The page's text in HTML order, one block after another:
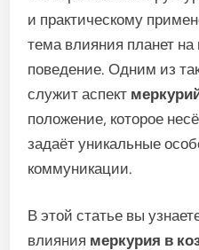
и практическому
тема влияния планет
поведение. Одним из
служит аспект
положение, которое
задаёт уникальные
коммуникации.
В этой статье вы
влияния меркурия в